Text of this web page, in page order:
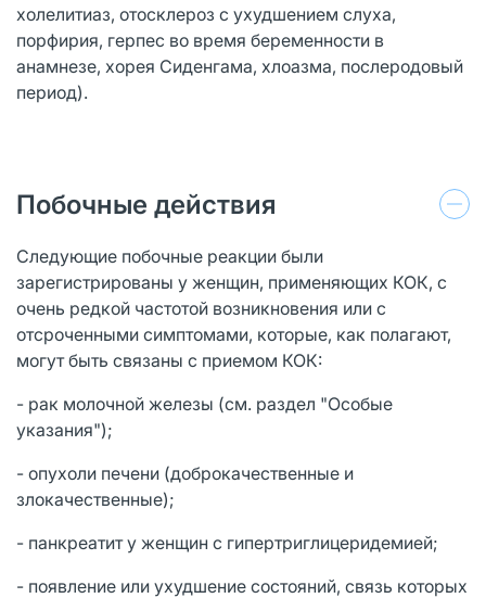
холелитиаз, отосклероз с ухудшением слуха,
порфирия, герпес во время беременности в
анамнезе, хорея Сиденгама, хлоазма, послеродовый
период).
Побочные действия
Следующие побочные реакции были
зарегистрированы у женщин, применяющих КОК, с
очень редкой частотой возникновения или с
отсроченными симптомами, которые, как полагают,
могут быть связаны с приемом КОК:
- рак молочной железы (см. раздел "Особые
указания");
- опухоли печени (доброкачественные и
злокачественные);
- панкреатит у женщин с гипертриглицеридемией;
- появление или ухудшение состояний, связь которых